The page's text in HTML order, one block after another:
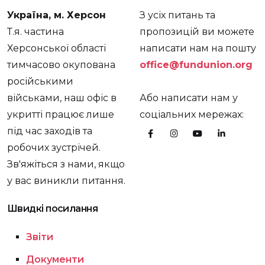
Україна, м. Херсон
Т.я. частина
Херсонської області
тимчасово окупована
російськими
військами, наш офіс в
укритті працює лише
під час заходів та
робочих зустрічей.
Зв'яжіться з нами, якщо
у вас виникли питання.
З усіх питань та
пропозицій ви можете
написати нам на пошту
office@fundunion.org
Або написати нам у
соціальних мережах:
Швидкі посилання
Звіти
Документи